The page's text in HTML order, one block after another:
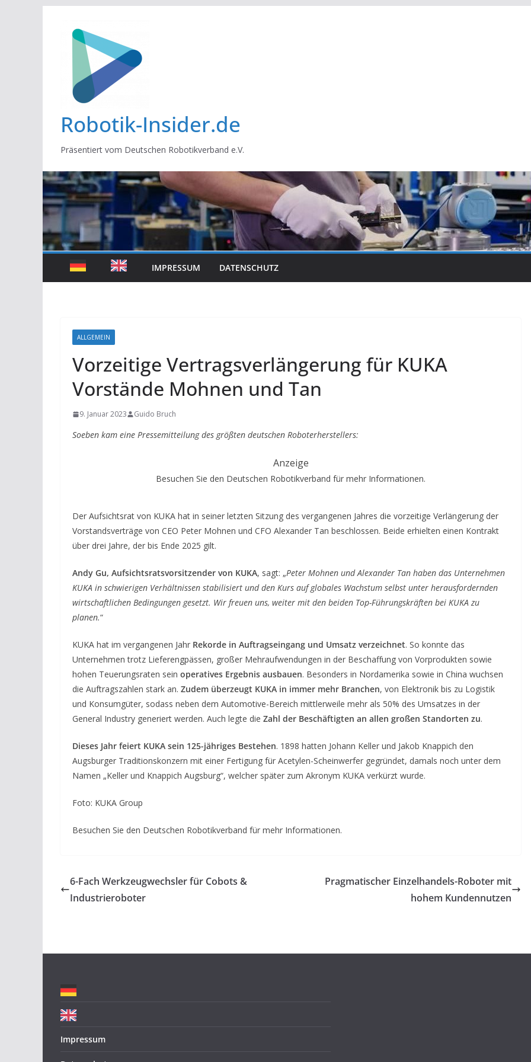
springen
Robotik-Insider.de
Präsentiert vom Deutschen Robotikverband e.V.
IMPRESSUM DATENSCHUTZ
ALLGEMEIN
Vorzeitige Vertragsverlängerung für KUKA
Vorstände Mohnen und Tan
9. Januar 2023 Guido Bruch
Soeben kam eine Pressemitteilung des größten deutschen Roboterherstellers:
Anzeige
Besuchen Sie den Deutschen Robotikverband für mehr Informationen.
Der Aufsichtsrat von KUKA hat in seiner letzten Sitzung des vergangenen Jahres die vorzeitige Verlängerung der
Vorstandsverträge von CEO Peter Mohnen und CFO Alexander Tan beschlossen. Beide erhielten einen Kontrakt
über drei Jahre, der bis Ende 2025 gilt.
Andy Gu, Aufsichtsratsvorsitzender von KUKA, sagt: „Peter Mohnen und Alexander Tan haben das Unternehmen
KUKA in schwierigen Verhältnissen stabilisiert und den Kurs auf globales Wachstum selbst unter herausfordernden
wirtschaftlichen Bedingungen gesetzt. Wir freuen uns, weiter mit den beiden Top-Führungskräften bei KUKA zu
planen.“
KUKA hat im vergangenen Jahr Rekorde in Auftragseingang und Umsatz verzeichnet. So konnte das
Unternehmen trotz Lieferengpässen, großer Mehraufwendungen in der Beschaffung von Vorprodukten sowie
hohen Teuerungsraten sein operatives Ergebnis ausbauen. Besonders in Nordamerika sowie in China wuchsen
die Auftragszahlen stark an. Zudem überzeugt KUKA in immer mehr Branchen, von Elektronik bis zu Logistik
und Konsumgüter, sodass neben dem Automotive-Bereich mittlerweile mehr als 50% des Umsatzes in der
General Industry generiert werden. Auch legte die Zahl der Beschäftigten an allen großen Standorten zu.
Dieses Jahr feiert KUKA sein 125-jähriges Bestehen. 1898 hatten Johann Keller und Jakob Knappich den
Augsburger Traditionskonzern mit einer Fertigung für Acetylen-Scheinwerfer gegründet, damals noch unter dem
Namen „Keller und Knappich Augsburg“, welcher später zum Akronym KUKA verkürzt wurde.
Foto: KUKA Group
Besuchen Sie den Deutschen Robotikverband für mehr Informationen.
6-Fach Werkzeugwechsler für Cobots &
Industrieroboter
Pragmatischer Einzelhandels-Roboter mit
hohem Kundennutzen
Impressum